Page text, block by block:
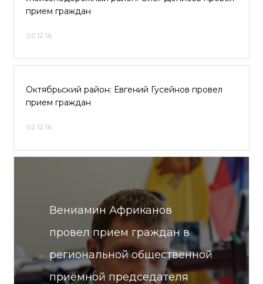
прием граждан
02.12.16
Октябрьский район: Евгений Гусейнов провел
прием граждан
02.12.16
Вениамин Африканов
провел прием граждан в
региональной общественной
приёмной председателя